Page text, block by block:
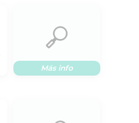
Más info